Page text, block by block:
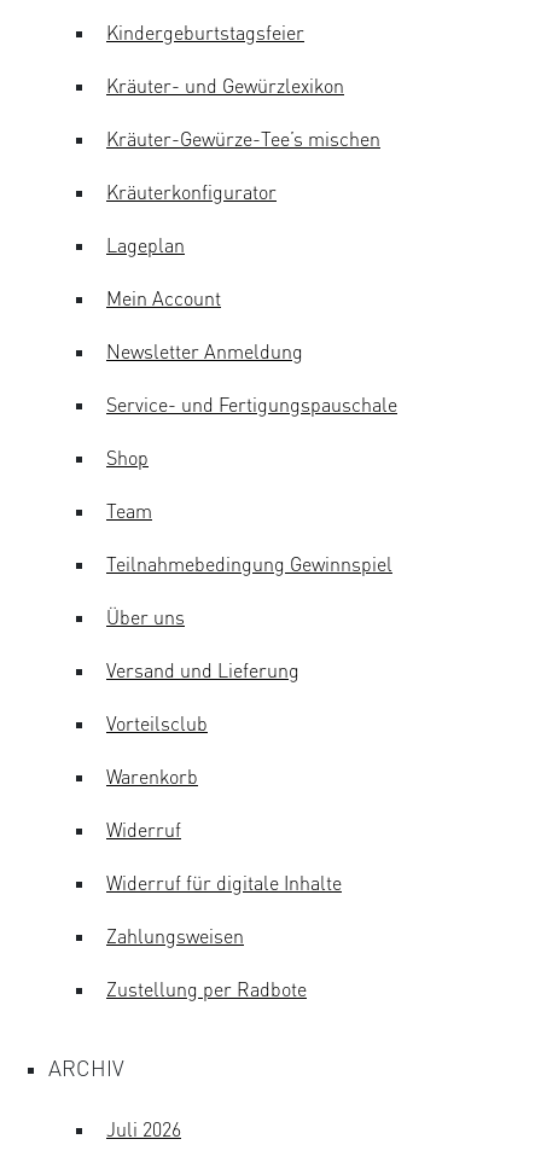
Kindergeburtstagsfeier
Kräuter- und Gewürzlexikon
Kräuter-Gewürze-Tee’s mischen
Kräuterkonfigurator
Lageplan
Mein Account
Newsletter Anmeldung
Service- und Fertigungspauschale
Shop
Team
Teilnahmebedingung Gewinnspiel
Über uns
Versand und Lieferung
Vorteilsclub
Warenkorb
Widerruf
Widerruf für digitale Inhalte
Zahlungsweisen
Zustellung per Radbote
ARCHIV
Juli 2026